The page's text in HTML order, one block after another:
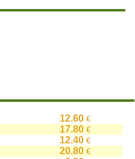
12.60€
17.80€
12.40€
20.80€